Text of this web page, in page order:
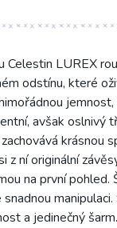
LUREX
odstínu, které
avšak oslnivý
krásnou
ní originální
na první
a jedinečný šarm.